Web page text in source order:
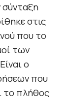
σύνταξη
στις
που το
των
ο
που
το πλήθος